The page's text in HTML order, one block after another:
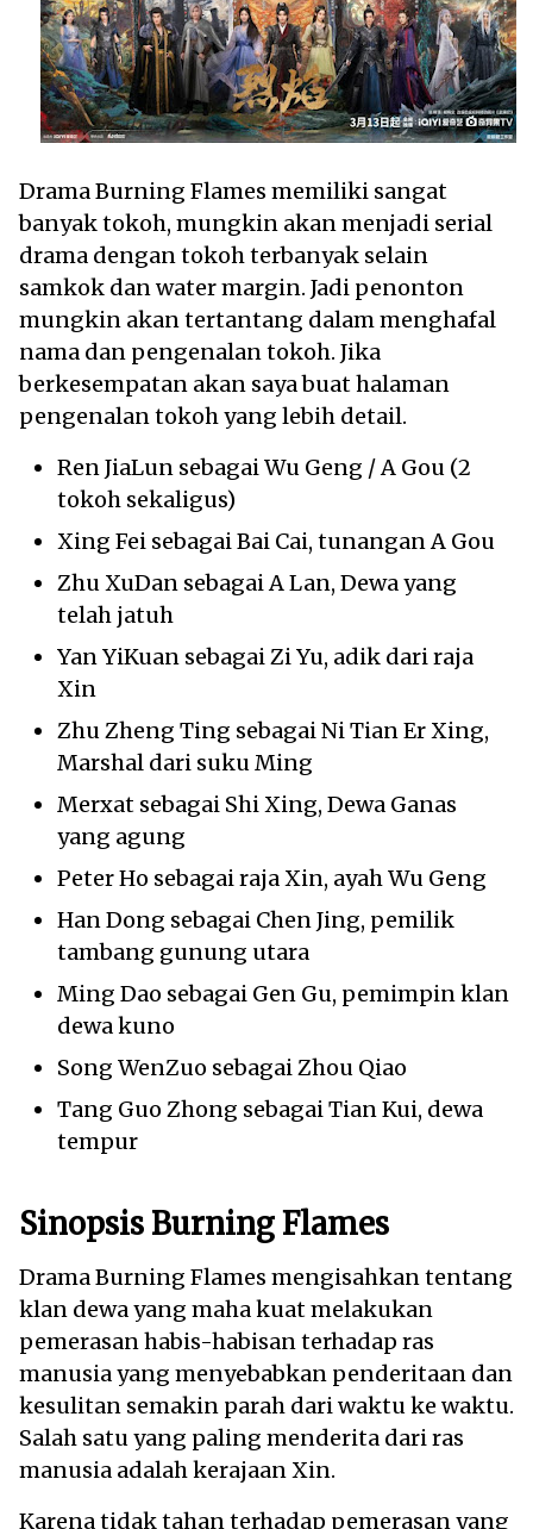
Drama Burning Flames memiliki sangat
banyak tokoh, mungkin akan menjadi serial
drama dengan tokoh terbanyak selain
samkok dan water margin. Jadi penonton
mungkin akan tertantang dalam menghafal
nama dan pengenalan tokoh. Jika
berkesempatan akan saya buat halaman
pengenalan tokoh yang lebih detail.
Ren JiaLun sebagai Wu Geng / A Gou (2
tokoh sekaligus)
Xing Fei sebagai Bai Cai, tunangan A Gou
Zhu XuDan sebagai A Lan, Dewa yang
telah jatuh
Yan YiKuan sebagai Zi Yu, adik dari raja
Xin
Zhu Zheng Ting sebagai Ni Tian Er Xing,
Marshal dari suku Ming
Merxat sebagai Shi Xing, Dewa Ganas
yang agung
Peter Ho sebagai raja Xin, ayah Wu Geng
Han Dong sebagai Chen Jing, pemilik
tambang gunung utara
Ming Dao sebagai Gen Gu, pemimpin klan
dewa kuno
Song WenZuo sebagai Zhou Qiao
Tang Guo Zhong sebagai Tian Kui, dewa
tempur
Sinopsis Burning Flames
Drama Burning Flames mengisahkan tentang
klan dewa yang maha kuat melakukan
pemerasan habis-habisan terhadap ras
manusia yang menyebabkan penderitaan dan
kesulitan semakin parah dari waktu ke waktu.
Salah satu yang paling menderita dari ras
manusia adalah kerajaan Xin.
Karena tidak tahan terhadap pemerasan yang